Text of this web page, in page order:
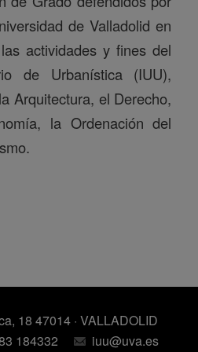
de Valladolid en
actividades y fines del
de Urbanística (IUU),
Arquitectura, el Derecho,
la Ordenación del
18 47014 · VALLADOLID
184332 iuu@uva.es